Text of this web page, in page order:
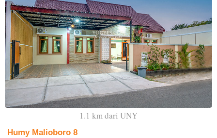
1.1 km dari UNY
Humy Malioboro 8